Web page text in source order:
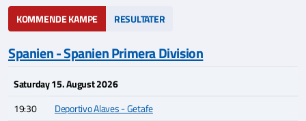
KOMMENDE KAMPE RESULTATER
Spanien - Spanien Primera Division
Saturday 15. August 2026
19:30
Deportivo Alaves - Getafe